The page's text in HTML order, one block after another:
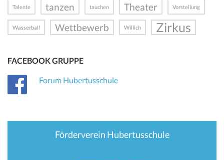
Talente tanzen tauchen Theater Vorstellung
Wasserball Wettbewerb Willich Zirkus
FACEBOOK GRUPPE
Forum Hubertusschule
Förderverein Hubertusschule